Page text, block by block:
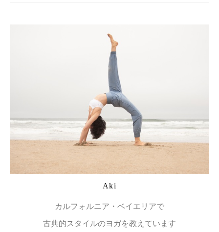
Aki
カルフォルニア・ベイエリアで
古典的スタイルのヨガを教えています